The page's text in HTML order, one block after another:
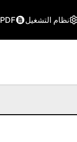
نظام التشغيل PDF محرر